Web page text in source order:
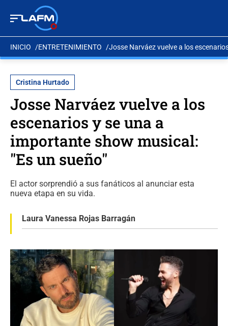
INICIO ENTRETENIMIENTO Josse Narváez vuelve a los
Cristina Hurtado
Josse Narváez vuelve a los
escenarios y se una a
importante show musical:
"Es un sueño"
El actor sorprendió a sus fanáticos al anunciar esta
nueva etapa en su vida.
Laura Vanessa Rojas Barragán